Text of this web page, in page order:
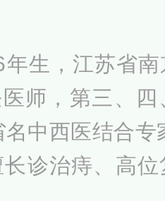
治疗中采用补
法，取得了较
省名中医”，后
生，江苏省
师，第三、
名中西医结合
诊治痔、高